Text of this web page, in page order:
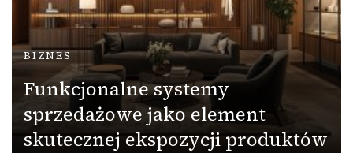
BIZNES
Funkcjonalne systemy
sprzedażowe jako element
skutecznej ekspozycji produktów